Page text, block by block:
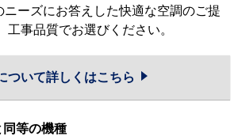
ニーズにお答えした快適な空調のご提
事品質でお選びください。
ついて詳しくはこちら
同等の機種